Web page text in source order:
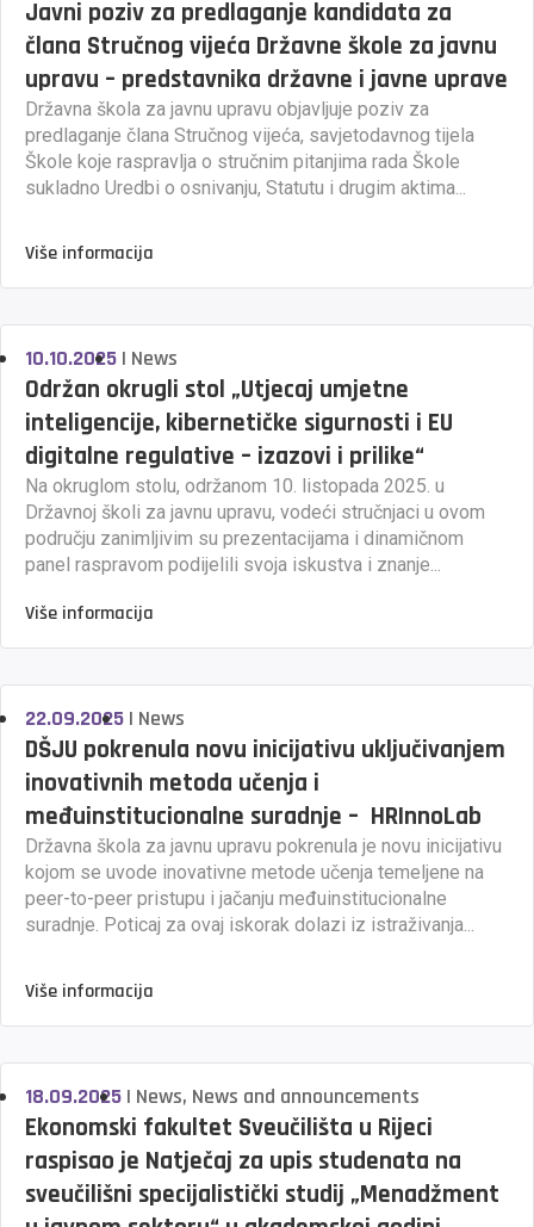
Javni poziv za predlaganje kandidata za
člana Stručnog vijeća Državne škole za javnu
upravu – predstavnika državne i javne uprave
Državna škola za javnu upravu objavljuje poziv za
predlaganje člana Stručnog vijeća, savjetodavnog tijela
Škole koje raspravlja o stručnim pitanjima rada Škole
sukladno Uredbi o osnivanju, Statutu i drugim aktima...
Više informacija
10.10.2025 | News
Održan okrugli stol „Utjecaj umjetne
inteligencije, kibernetičke sigurnosti i EU
digitalne regulative – izazovi i prilike“
Na okruglom stolu, održanom 10. listopada 2025. u
Državnoj školi za javnu upravu, vodeći stručnjaci u ovom
području zanimljivim su prezentacijama i dinamičnom
panel raspravom podijelili svoja iskustva i znanje...
Više informacija
22.09.2025 | News
DŠJU pokrenula novu inicijativu uključivanjem
inovativnih metoda učenja i
međuinstitucionalne suradnje – HRInnoLab
Državna škola za javnu upravu pokrenula je novu inicijativu
kojom se uvode inovativne metode učenja temeljene na
peer-to-peer pristupu i jačanju međuinstitucionalne
suradnje. Poticaj za ovaj iskorak dolazi iz istraživanja...
Više informacija
18.09.2025 | News, News and announcements
Ekonomski fakultet Sveučilišta u Rijeci
raspisao je Natječaj za upis studenata na
sveučilišni specijalistički studij „Menadžment